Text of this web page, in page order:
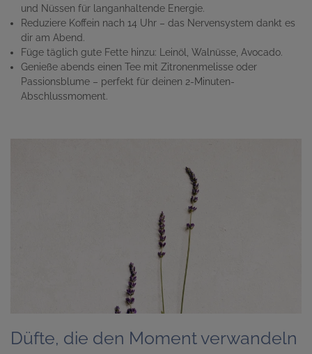
und Nüssen für langanhaltende Energie.
Reduziere Koffein nach 14 Uhr – das Nervensystem dankt es
dir am Abend.
Füge täglich gute Fette hinzu: Leinöl, Walnüsse, Avocado.
Genieße abends einen Tee mit Zitronenmelisse oder
Passionsblume – perfekt für deinen 2-Minuten-
Abschlussmoment.
Düfte, die den Moment verwandeln